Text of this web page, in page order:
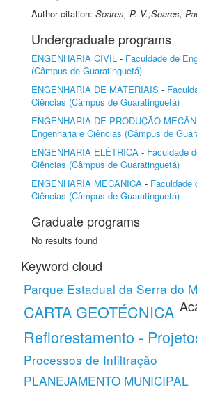
Author citation: Soares, P. V.;Soares,
Undergraduate programs
ENGENHARIA CIVIL - Faculdade de
(Câmpus de Guaratinguetá)
ENGENHARIA DE MATERIAIS -
Ciências (Câmpus de Guaratinguetá)
ENGENHARIA DE PRODUÇÃO
Engenharia e Ciências (Câmpus de
ENGENHARIA ELÉTRICA - Faculdade
Ciências (Câmpus de Guaratinguetá)
ENGENHARIA MECÂNICA - Faculdade
Ciências (Câmpus de Guaratinguetá)
Graduate programs
No results found
Keyword cloud
Parque Estadual da Serra do
CARTA GEOTÉCNICA
Reflorestamento -
Processos de Infiltração
PLANEJAMENTO MUNICIPAL